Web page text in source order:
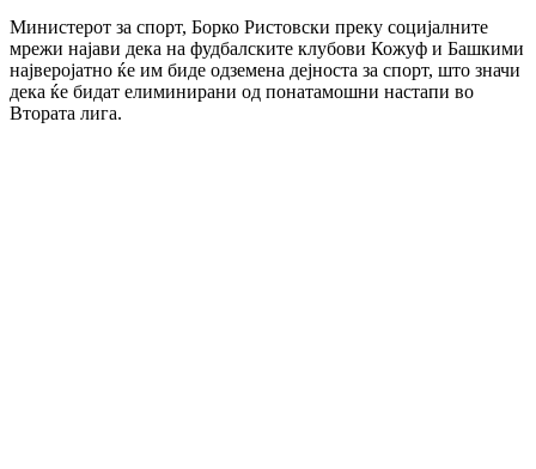
Министерот за спорт, Борко Ристовски преку социјалните
мрежи најави дека на фудбалските клубови Кожуф и Башкими
најверојатно ќе им биде одземена дејноста за спорт, што значи
дека ќе бидат елиминирани од понатамошни настапи во
Втората лига.